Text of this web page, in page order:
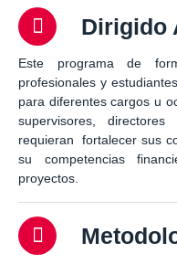
Dirigido
Este programa de
profesionales y
para diferentes cargos u
supervisores,
requieran fortalecer sus
su competencias
proyectos.